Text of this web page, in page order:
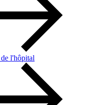
l'hôpital